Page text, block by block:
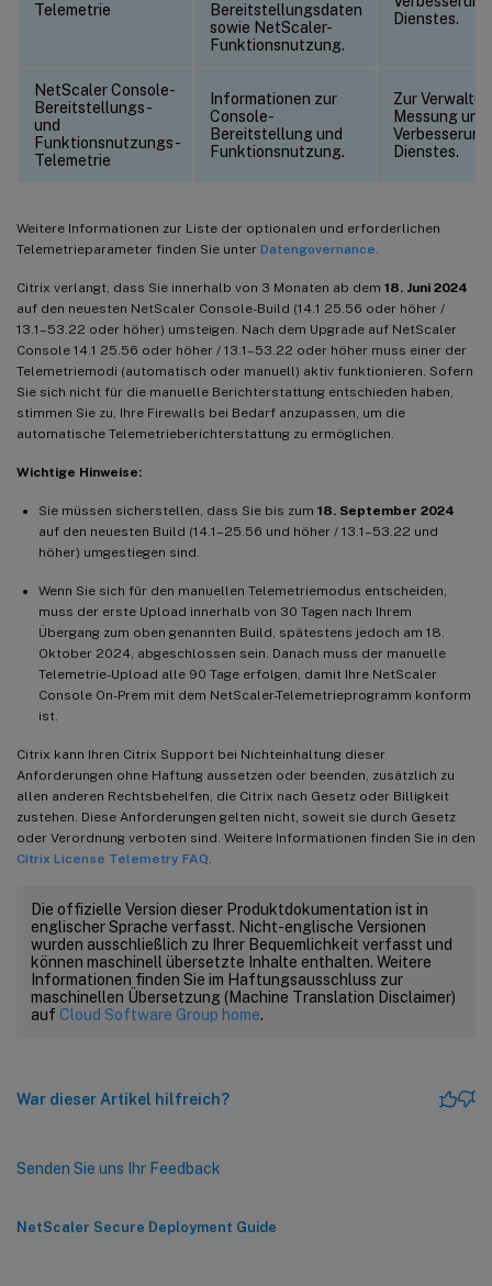
Telemetrie
Bereitstellungsdaten
sowie NetScaler-
Funktionsnutzung.
Dienstes.
NetScaler Console-
Bereitstellungs-
und
Funktionsnutzungs-
Telemetrie
Informationen zur
Console-
Bereitstellung und
Funktionsnutzung.
Zur
Messung und
Dienstes.
Weitere Informationen zur Liste der optionalen und erforderlichen
Telemetrieparameter finden Sie unter Datengovernance
Citrix verlangt, dass Sie innerhalb von 3 Monaten ab dem 18. Juni 2024
auf den neuesten NetScaler Console-Build (14.1 25.56 oder höher /
13.1–53.22 oder höher) umsteigen. Nach dem Upgrade auf NetScaler
Console 14.1 25.56 oder höher / 13.1–53.22 oder höher muss einer der
Telemetriemodi (automatisch oder manuell) aktiv funktionieren. Sofern
Sie sich nicht für die manuelle Berichterstattung entschieden haben,
stimmen Sie zu, Ihre Firewalls bei Bedarf anzupassen, um die
automatische Telemetrieberichterstattung zu ermöglichen.
Wichtige Hinweise:
Sie müssen sicherstellen, dass Sie bis zum 18. September 2024
auf den neuesten Build (14.1–25.56 und höher / 13.1–53.22 und
höher) umgestiegen sind.
Wenn Sie sich für den manuellen Telemetriemodus entscheiden,
muss der erste Upload innerhalb von 30 Tagen nach Ihrem
Übergang zum oben genannten Build, spätestens jedoch am 18.
Oktober 2024, abgeschlossen sein. Danach muss der manuelle
Telemetrie-Upload alle 90 Tage erfolgen, damit Ihre NetScaler
Console On-Prem mit dem NetScaler-Telemetrieprogramm konform
ist.
Citrix kann Ihren Citrix Support bei Nichteinhaltung dieser
Anforderungen ohne Haftung aussetzen oder beenden, zusätzlich zu
allen anderen Rechtsbehelfen, die Citrix nach Gesetz oder Billigkeit
zustehen. Diese Anforderungen gelten nicht, soweit sie durch Gesetz
oder Verordnung verboten sind. Weitere Informationen finden Sie in den
Citrix License Telemetry FAQ
Die offizielle Version dieser Produktdokumentation ist in
englischer Sprache verfasst. Nicht-englische Versionen
wurden ausschließlich zu Ihrer Bequemlichkeit verfasst und
können maschinell übersetzte Inhalte enthalten. Weitere
Informationen finden Sie im Haftungsausschluss zur
maschinellen Übersetzung (Machine Translation Disclaimer)
auf Cloud Software Group home.
War dieser Artikel hilfreich?
Senden Sie uns Ihr Feedback
NetScaler Secure Deployment Guide